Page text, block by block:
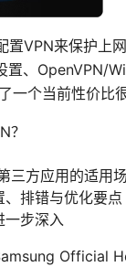
VPN来保护上
置、OpenVPN/
一个当前性价比
？
三方应用的适用
排错与优化要点
一步深入
Official